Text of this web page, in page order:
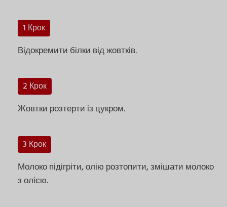
1 Крок
Відокремити білки від жовтків.
2 Крок
Жовтки розтерти із цукром.
3 Крок
Молоко підігріти, олію розтопити, змішати молоко
з олією.